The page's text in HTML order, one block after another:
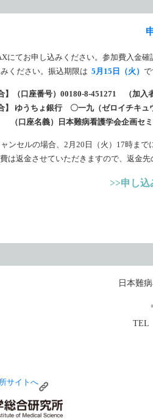
にてお申し込みください。参加費入金確
ください。振込期限は 5月15日（火） で
】（口座番号）00180-8-451271 （加
】 ゆうちょ銀行 〇一九（ゼロイチ
本難病看護学会企画セミナー（
ンセルの場合、2月20日（火）17時ま
は返金させていただきますので、返金先
>>申し込
日本難
TEL
サイトへ